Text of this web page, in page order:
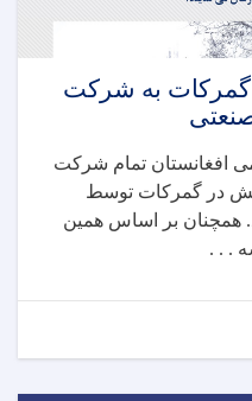
گمرکات به شرکت
افغانستان تمام شرکت
در گمرکات توسط
همچنان بر اساس همین
. . .